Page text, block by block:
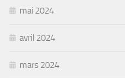
mai 2024
avril 2024
mars 2024